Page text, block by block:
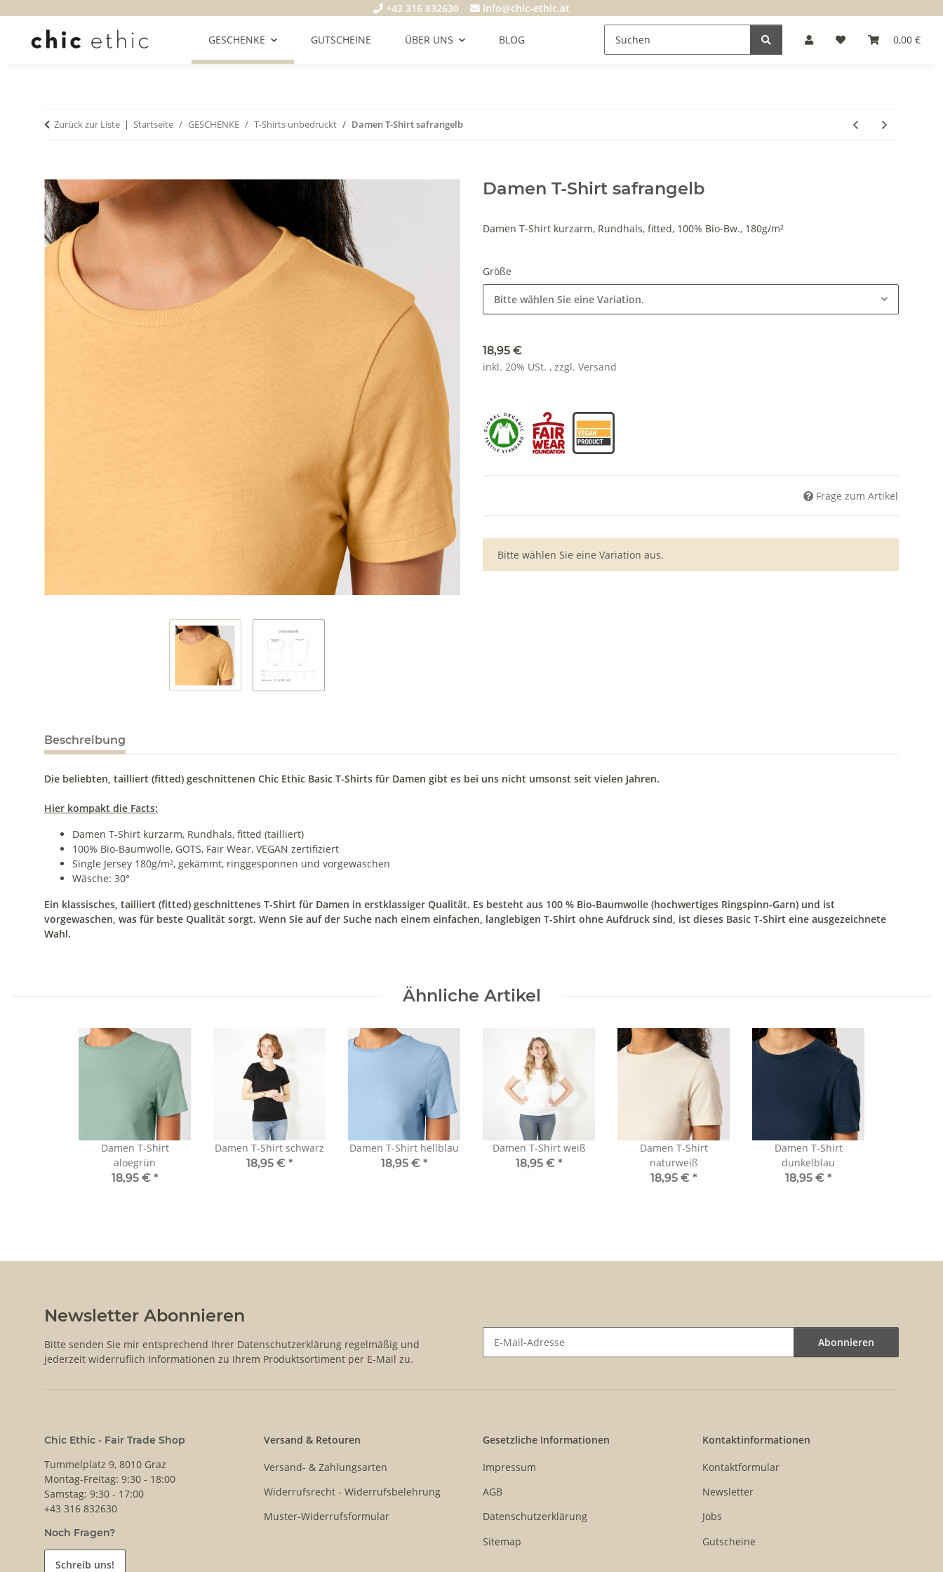
+43 316 832630 info@chic-ethic.at
0,00 €
GESCHENKE GUTSCHEINE ÜBER UNS BLOG
Zurück zur Liste Startseite GESCHENKE T-Shirts unbedruckt Damen T-Shirt safrangelb
Damen T-Shirt safrangelb
Damen T-Shirt kurzarm, Rundhals, fitted, 100% Bio-Bw., 180g/m²
Größe
Bitte wählen Sie eine Variation.
18,95 €
inkl. 20% USt. , zzgl. Versand
Frage zum Artikel
x
Bitte wählen Sie eine Variation aus.
Beschreibung
Die beliebten, tailliert (fitted) geschnittenen Chic Ethic Basic T-Shirts für Damen gibt es bei uns nicht umsonst seit vielen Jahren.
Hier kompakt die Facts:
Damen T-Shirt kurzarm, Rundhals, fitted (tailliert)
100% Bio-Baumwolle, GOTS, Fair Wear, VEGAN zertifiziert
Single Jersey 180g/m², gekämmt, ringgesponnen und vorgewaschen
Wäsche: 30°
Ein klassisches, tailliert (fitted) geschnittenes T-Shirt für Damen in erstklassiger Qualität. Es besteht aus 100 % Bio-Baumwolle (hochwertiges Ringspinn-Garn) und ist
vorgewaschen, was für beste Qualität sorgt. Wenn Sie auf der Suche nach einem einfachen, langlebigen T-Shirt ohne Aufdruck sind, ist dieses Basic T-Shirt eine ausgezeichnete
Wahl.
Ähnliche Artikel
Damen T-Shirt
aloegrün
18,95 € *
Damen T-Shirt schwarz
18,95 € *
Damen T-Shirt hellblau
18,95 € *
Damen T-Shirt weiß
18,95 € *
Damen T-Shirt
naturweiß
18,95 € *
Damen T-Shirt
dunkelblau
18,95 € *
Newsletter Abonnieren
Bitte senden Sie mir entsprechend Ihrer Datenschutzerklärung regelmäßig und
jederzeit widerruflich Informationen zu Ihrem Produktsortiment per E-Mail zu.
Abonnieren
Chic Ethic - Fair Trade Shop
Tummelplatz 9, 8010 Graz
Montag-Freitag: 9:30 - 18:00
Samstag: 9:30 - 17:00
+43 316 832630
Noch Fragen?
Schreib uns!
Versand & Retouren
Versand- & Zahlungsarten
Widerrufsrecht - Widerrufsbelehrung
Muster-Widerrufsformular
Gesetzliche Informationen
Impressum
AGB
Datenschutzerklärung
Sitemap
Kontaktinformationen
Kontaktformular
Newsletter
Jobs
Gutscheine